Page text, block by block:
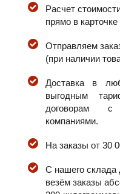
Расчет
прямо в карточке
Отправляем
(при наличии
Доставка в
выгодным
договорам с
компаниями.
На заказы от 30
С нашего склада
везём заказы